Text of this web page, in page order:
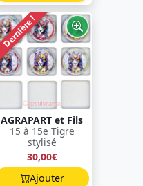
Dernière !
AGRAPART et Fils
15 à 15e Tigre
stylisé
30,00€
Ajouter